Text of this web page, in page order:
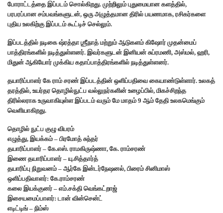
போராட்டத்தை இப்படம் சொல்கிறது. முற்றிலும் புதுமையான களத்தில்,
பரபரப்பான சம்பவங்களுடன், ஒரு அழுத்தமான திரில் பயணமாக, ரசிகர்களை
புதிய உலகிற்கு இப்படம் கூட்டிச் செல்லும்.
இப்படத்தில் நடிகை ஷ்ரத்தா ஶ்ரீநாத் மற்றும் ஆடுகளம் கிஷோர் முதன்மைப்
பாத்திரங்களில் நடித்துள்ளனர். இவர்களுடன் இனியன் சுப்ரமணி, அஸ்மல், ஹரி,
மிதுன் ஆகியோர் முக்கிய கதாப்பாத்திரங்களில் நடித்துள்ளனர்.
தயாரிப்பாளர் கே ராம் சரண் இப்படத்தின் ஒளிப்பதிவை கையாண்டுள்ளார். உலகத்
தரத்தில், உயர்தர தொழில்நுட்ப வல்லுநர்களின் உழைப்பில், மிகச்சிறந்த
திரில்லராக உருவாகியுள்ள இப்படம் வரும் மே மாதம் 9 ஆம் தேதி உலகமெங்கும்
வெளியாகிறது.
தொழில் நுட்ப குழு விபரம்
எழுத்து, இயக்கம் – பிரமோத் சுந்தர்
தயாரிப்பாளர் – கே.எஸ். ராமகிருஷ்ணா, கே. ராம்சரண்
இணை தயாரிப்பாளர் – யு.சித்தார்த்
தயாரிப்பு நிறுவனம் – ஆர்கே இன்டர்நேஷனல், பிரைம் சினிமாஸ்
ஒளிப்பதிவாளர்: கே.ராம்சரண்
கலை இயக்குனர் – எம்.சக்தி வெங்கட்றாஜ்
இசையமைப்பாளர்: டான் வின்சென்ட்
எடிட்டிங் – நிம்ஸ்